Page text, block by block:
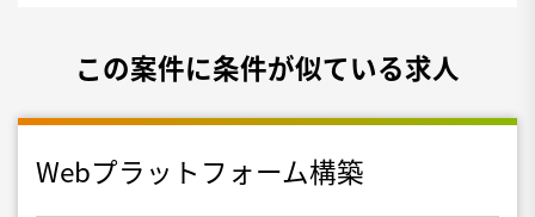
この案件に条件が似ている求人
Webプラットフォーム構築